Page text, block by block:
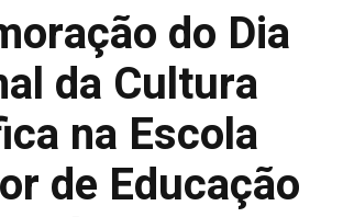
do Dia
da Cultura
na Escola
de Educação